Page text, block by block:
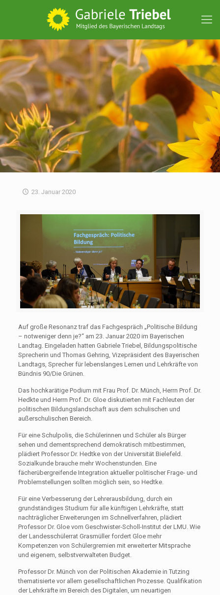
23. Januar 2020
Auf große Resonanz traf das Fachgespräch „Politische Bildung
– notweniger denn je?“ am 23. Januar 2020 im Bayerischen
Landtag. Eingeladen hatten Gabriele Triebel, Bildungspolitische
Sprecherin und Thomas Gehring, Vizepräsident des Bayerischen
Landtags, Sprecher für lebenslanges Lernen und Lehrkräfte von
Bündnis 90/Die Grünen.
Das hochkarätige Podium mit Frau Prof. Dr. Münch, Herrn Prof. Dr.
Hedkte und Herrn Prof. Dr. Gloe diskutierten mit Fachleuten der
politischen Bildungslandschaft aus dem schulischen und
außerschulischen Bereich.
Für eine Schulpolis, die Schülerinnen und Schüler als Bürger
sehen und dementsprechend demokratisch mitbestimmen,
plädiert Professor Dr. Hedtke von der Universität Bielefeld.
Sozialkunde brauche mehr Wochenstunden. Eine
fächerübergreifende Integration aktueller politischer Frage- und
Problemstellungen sollten möglich sein, so Hedtke.
Für eine Verbesserung der Lehrerausbildung, durch ein
grundständiges Studium für alle künftigen Lehrkräfte, statt
nachträglicher Erweiterungen im Schnellverfahren, plädiert
Professor Dr. Gloe vom Geschwister-Scholl-Institut der LMU. Wie
der Landesschülerrat Grasmüller fordert Gloe mehr
Kompetenzen von Schülergremien mit erweiterter Mitsprache
und eigenem, selbstverwalteten Budget.
Professor Dr. Münch von der Politischen Akademie in Tutzing
thematisierte vor allem gesellschaftlichen Prozesse. Qualifikation
der Lehrkräfte im Bereich des Digitalen, um neuartigen